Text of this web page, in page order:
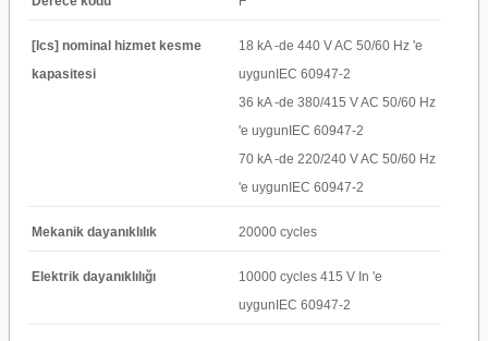
[Ics] nominal hizmet kesme
kapasitesi
18 kA -de 440 V AC 50/60 Hz 'e
uygunIEC 60947-2
36 kA -de 380/415 V AC 50/60 Hz
'e uygunIEC 60947-2
70 kA -de 220/240 V AC 50/60 Hz
'e uygunIEC 60947-2
Mekanik dayanıklılık 20000 cycles
Elektrik dayanıklılığı
10000 cycles 415 V In 'e
uygunIEC 60947-2